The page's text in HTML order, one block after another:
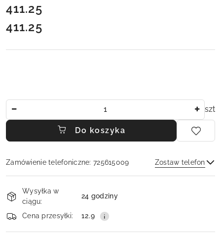
cena:
411.25
Cena:
411.25
szt
Do koszyka
Zamówienie telefoniczne: 725615009 Zostaw telefon
Dostępność
i
dostawa
Wysyłka w
ciągu:
24 godziny
Cena przesyłki: 12.9